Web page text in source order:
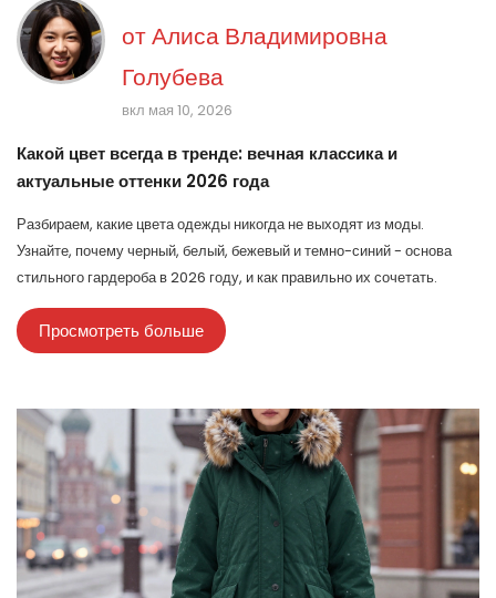
отАлиса Владимировна
Голубева
вкл мая 10, 2026
Какой цвет всегда в тренде: вечная классика и
актуальные оттенки 2026 года
Разбираем, какие цвета одежды никогда не выходят из моды.
Узнайте, почему черный, белый, бежевый и темно-синий - основа
стильного гардероба в 2026 году, и как правильно их сочетать.
Просмотреть больше